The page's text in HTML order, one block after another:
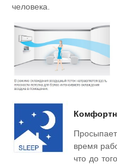
человека.
время
что до